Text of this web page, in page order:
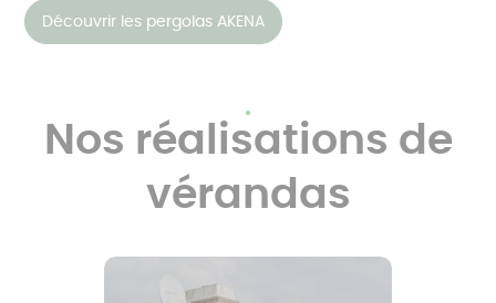
Découvrir les pergolas AKENA
Nos réalisations de
vérandas